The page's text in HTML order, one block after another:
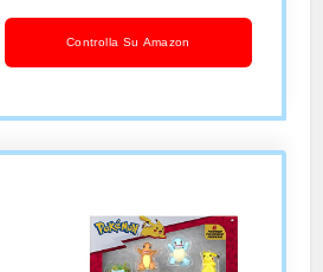
Controlla Su Amazon